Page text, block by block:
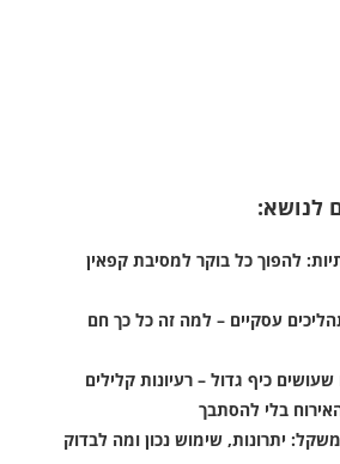
לנושא:
להפוך כל בוקר למסיבת קפאין
עסקיים – למה זה כל כך חם
כיף גדול – רעיונות קלילים
בלי להסתבך
יתרונות, שימוש נכון ומה לבדוק